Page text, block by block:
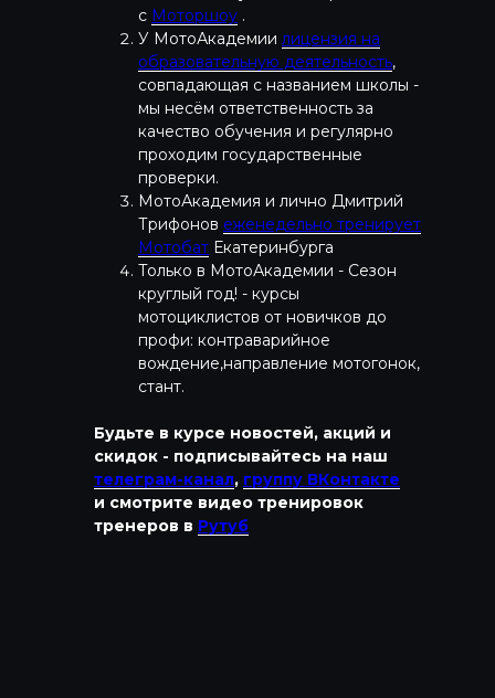
с Моторшоу .
У МотоАкадемии лицензия на
образовательную деятельность,
совпадающая с названием школы -
мы несём ответственность за
качество обучения и регулярно
проходим государственные
проверки.
МотоАкадемия и лично Дмитрий
Трифонов еженедельно тренирует
Мотобат Екатеринбурга
Только в МотоАкадемии - Сезон
круглый год! - курсы
мотоциклистов от новичков до
профи: контраварийное
вождение,направление мотогонок,
стант.
Будьте в курсе новостей, акций и
скидок - подписывайтесь на наш
телеграм-канал, группу ВКонтакте
и смотрите видео тренировок
тренеров в Рутуб